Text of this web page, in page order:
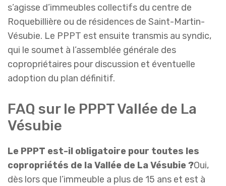
s’agisse d’immeubles collectifs du centre de
Roquebillière ou de résidences de Saint-Martin-
Vésubie. Le PPPT est ensuite transmis au syndic,
qui le soumet à l’assemblée générale des
copropriétaires pour discussion et éventuelle
adoption du plan définitif.
FAQ sur le PPPT Vallée de La
Vésubie
Le PPPT est-il obligatoire pour toutes les
copropriétés de la Vallée de La Vésubie ?Oui,
dès lors que l’immeuble a plus de 15 ans et est à